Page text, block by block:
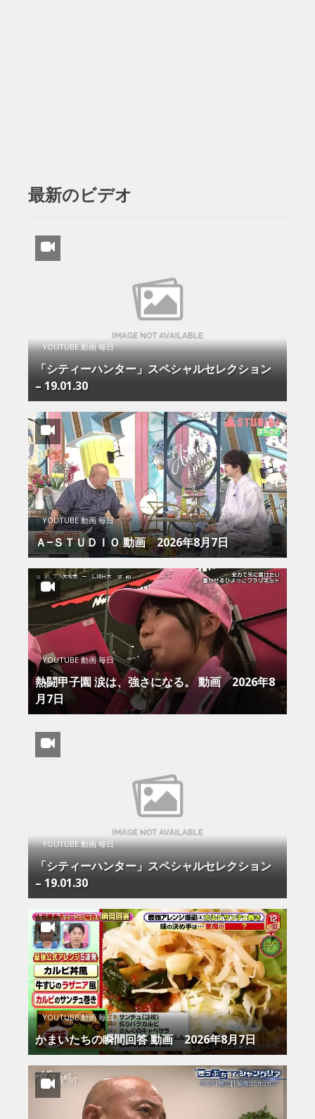
最新のビデオ
YOUTUBE 動画 毎日
「シティーハンター」スペシャルセレクション
– 19.01.30
YOUTUBE 動画 毎日
Ａ−ＳＴＵＤＩＯ 動画 2026年8月7日
YOUTUBE 動画 毎日
熱闘甲子園 涙は、強さになる。 動画 2026年8
月7日
YOUTUBE 動画 毎日
「シティーハンター」スペシャルセレクション
– 19.01.30
YOUTUBE 動画 毎日
かまいたちの瞬間回答 動画 2026年8月7日